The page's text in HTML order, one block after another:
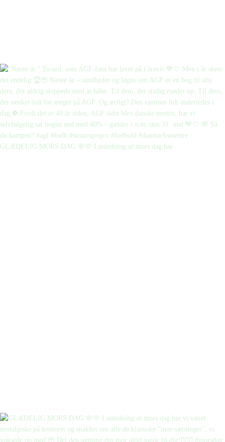
GLÆDELIG MORS DAG 🌸🩷 I anledning af mors dag har